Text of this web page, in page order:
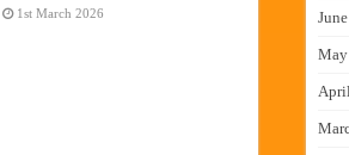
1st March 2026